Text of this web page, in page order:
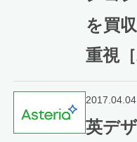
を買
重視
2017.04.04
英デ